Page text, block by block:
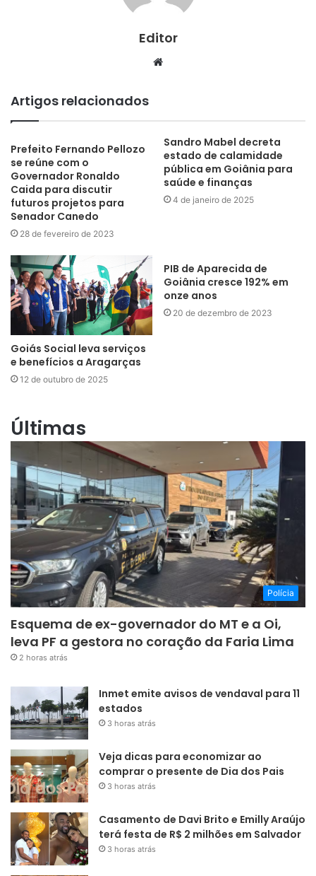
Editor
Website
Artigos relacionados
Prefeito Fernando Pellozo
se reúne com o
Governador Ronaldo
Caida para discutir
futuros projetos para
Senador Canedo
28 de fevereiro de 2023
Sandro Mabel decreta
estado de calamidade
pública em Goiânia para
saúde e finanças
4 de janeiro de 2025
Goiás Social leva serviços
e benefícios a Aragarças
12 de outubro de 2025
PIB de Aparecida de
Goiânia cresce 192% em
onze anos
20 de dezembro de 2023
Últimas
Polícia
Esquema de ex-governador do MT e a Oi,
leva PF a gestora no coração da Faria Lima
2 horas atrás
Inmet emite avisos de vendaval para 11
estados
3 horas atrás
Veja dicas para economizar ao
comprar o presente de Dia dos Pais
3 horas atrás
Casamento de Davi Brito e Emilly Araújo
terá festa de R$ 2 milhões em Salvador
3 horas atrás